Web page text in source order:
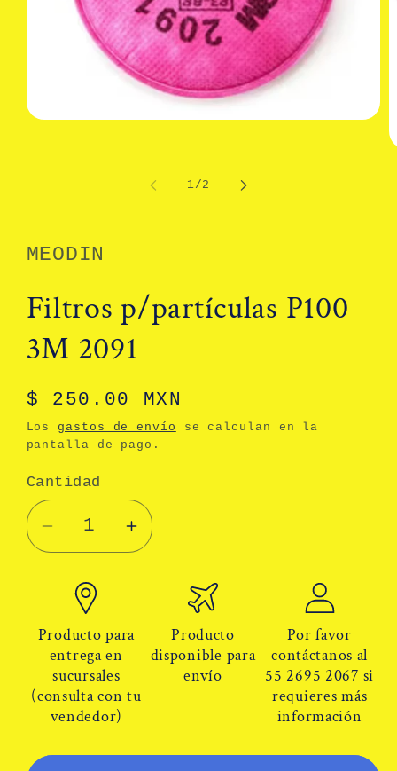
1/de
2
MEODIN
Filtros p/partículas P100
3M 2091
Precio
habitual
$ 250.00 MXN
Los gastos de envío
se calculan en la
pantalla de pago.
Cantidad
Cantidad
Reducir
cantidad
para
Filtros
p/partículas
P100
3M
2091
Aumentar
cantidad
p/partículas
P100
2091
Producto para
entrega en
sucursales
(consulta con tu
vendedor)
Producto
disponible para
envío
Por favor
contáctanos al
55 2695 2067 si
requieres más
información